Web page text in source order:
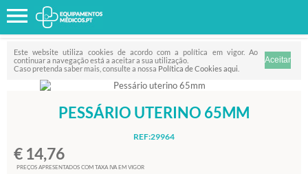
Este website utiliza cookies de acordo com a política em vigor. Ao
continuar a navegação está a aceitar a sua utilização.
Caso pretenda saber mais, consulte a nossa Política de Cookies aqui
PESSÁRIO UTERINO 65MM
REF:29964
€ 14,76
PREÇOS APRESENTADOS COM TAXA IVA EM VIGOR